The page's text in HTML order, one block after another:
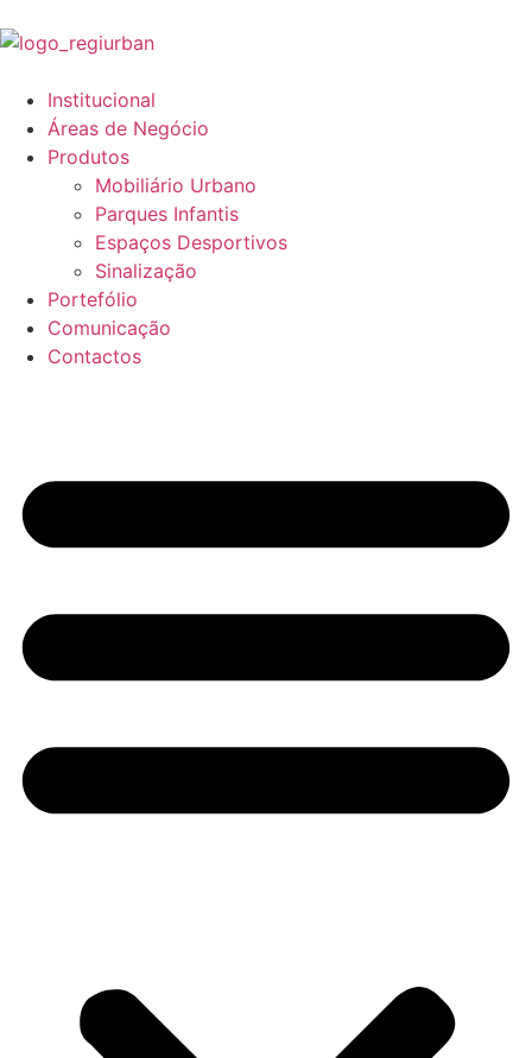
Institucional
Áreas de Negócio
Produtos
Mobiliário Urbano
Parques Infantis
Espaços Desportivos
Sinalização
Portefólio
Comunicação
Contactos